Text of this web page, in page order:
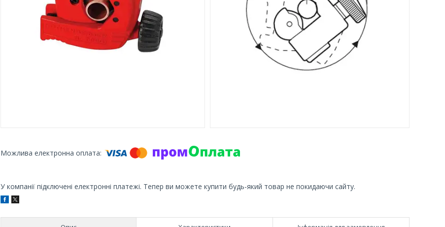
У компанії підключені електронні платежі. Тепер ви можете купити будь-який товар не покидаючи сайту.